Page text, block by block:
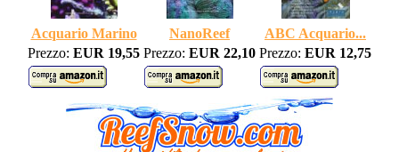
Acquario Marino NanoReef
ABC Acquario...
Prezzo: EUR 19,55 Prezzo: EUR 22,10 Prezzo: EUR 12,75